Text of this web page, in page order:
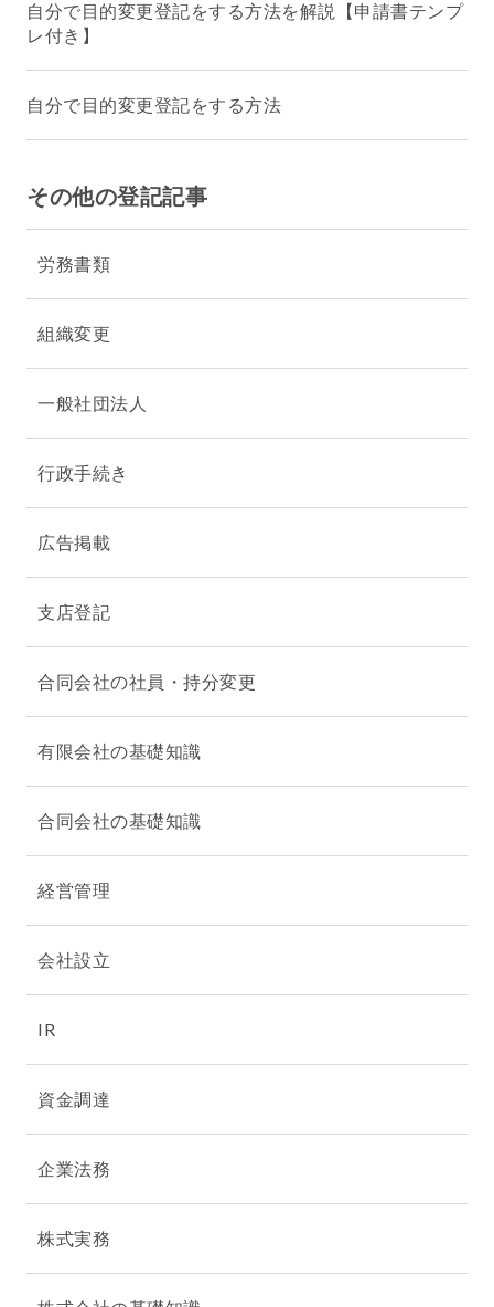
自分で目的変更登記をする方法を解説【申請書テンプ
レ付き】
自分で目的変更登記をする方法
その他の登記記事
労務書類
組織変更
一般社団法人
行政手続き
広告掲載
支店登記
合同会社の社員・持分変更
有限会社の基礎知識
合同会社の基礎知識
経営管理
会社設立
IR
資金調達
企業法務
株式実務